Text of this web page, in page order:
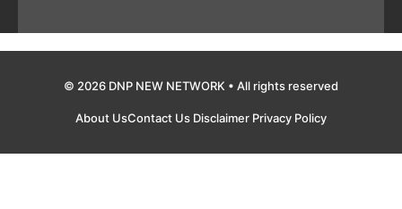
© 2026 DNP NEW NETWORK • All rights reserved
About UsContact Us Disclaimer Privacy Policy